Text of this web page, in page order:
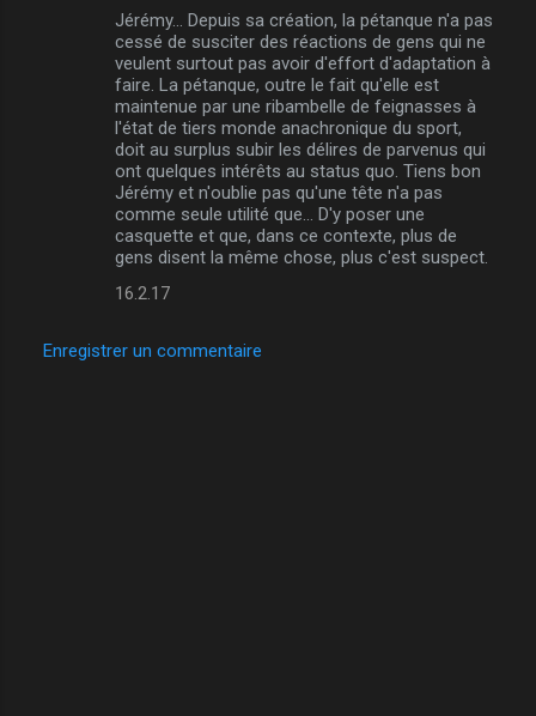
Jérémy... Depuis sa création, la pétanque n'a pas
cessé de susciter des réactions de gens qui ne
veulent surtout pas avoir d'effort d'adaptation à
faire. La pétanque, outre le fait qu'elle est
maintenue par une ribambelle de feignasses à
l'état de tiers monde anachronique du sport,
doit au surplus subir les délires de parvenus qui
ont quelques intérêts au status quo. Tiens bon
Jérémy et n'oublie pas qu'une tête n'a pas
comme seule utilité que... D'y poser une
casquette et que, dans ce contexte, plus de
gens disent la même chose, plus c'est suspect.
16.2.17
Enregistrer un commentaire